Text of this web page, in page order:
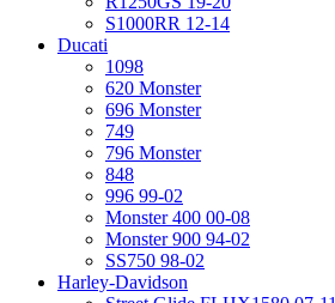
S1000RR 12-14
Ducati
1098
620 Monster
696 Monster
749
796 Monster
848
996 99-02
Monster 400 00-08
Monster 900 94-02
SS750 98-02
Harley-Davidson